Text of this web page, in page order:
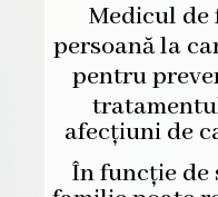
Medicul de
persoană la
pentru
afecțiuni de
În funcție de